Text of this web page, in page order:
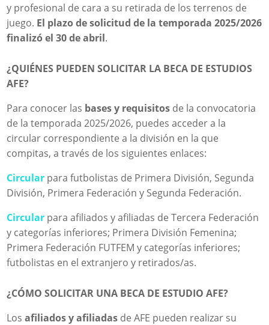
y profesional de cara a su retirada de los terrenos de
juego. El plazo de solicitud de la temporada 2025/2026
finalizó el 30 de abril.
¿QUIÉNES PUEDEN SOLICITAR LA BECA DE ESTUDIOS
AFE?
Para conocer las bases y requisitos de la convocatoria
de la temporada 2025/2026, puedes acceder a la
circular correspondiente a la división en la que
compitas, a través de los siguientes enlaces:
Circular para futbolistas de Primera División, Segunda
División, Primera Federación y Segunda Federación.
Circular para afiliados y afiliadas de Tercera Federación
y categorías inferiores; Primera División Femenina;
Primera Federación FUTFEM y categorías inferiores;
futbolistas en el extranjero y retirados/as.
¿CÓMO SOLICITAR UNA BECA DE ESTUDIO AFE?
Losafiliados y afiliadas de AFE pueden realizar su